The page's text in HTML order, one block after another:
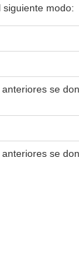
modo:
se
se